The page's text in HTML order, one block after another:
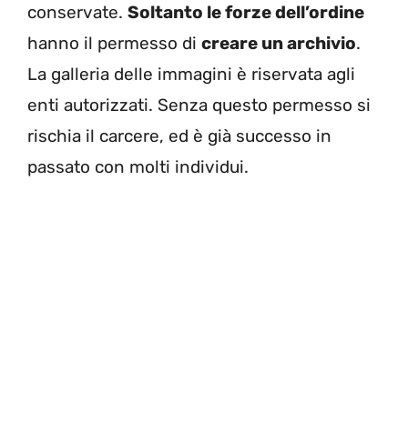
conservate. Soltanto le forze dell’ordine
hanno il permesso di creare un archivio.
La galleria delle immagini è riservata agli
enti autorizzati. Senza questo permesso si
rischia il carcere, ed è già successo in
passato con molti individui.